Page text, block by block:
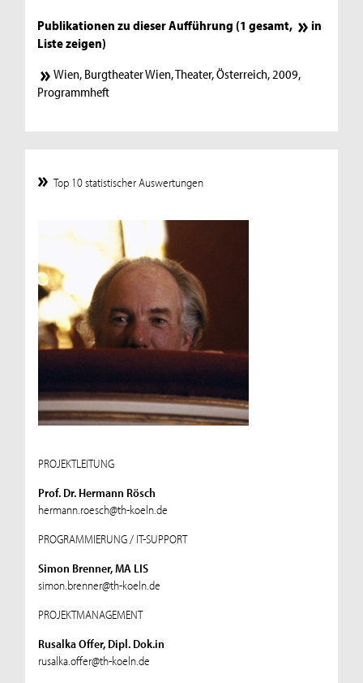
Publikationen zu dieser Aufführung (1 gesamt,
in
Liste zeigen)
Wien, Burgtheater Wien, Theater, Österreich, 2009,
Programmheft
Top 10 statistischer Auswertungen
PROJEKTLEITUNG
Prof. Dr. Hermann Rösch
hermann.roesch@th-koeln.de
PROGRAMMIERUNG / IT-SUPPORT
Simon Brenner, MA LIS
simon.brenner@th-koeln.de
PROJEKTMANAGEMENT
Rusalka Offer, Dipl. Dok.in
rusalka.offer@th-koeln.de